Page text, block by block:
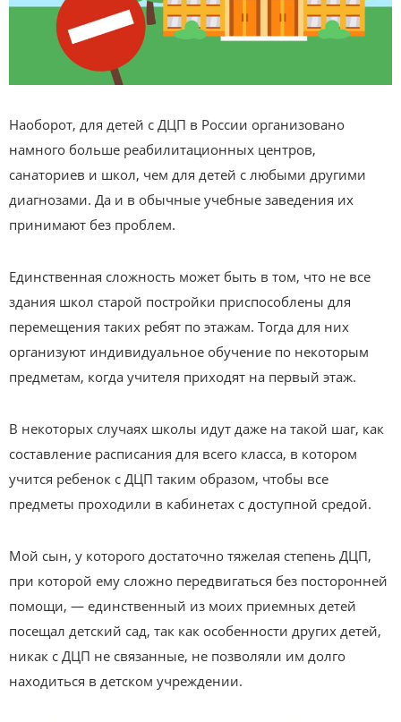
Наоборот, для детей с ДЦП в России организовано
намного больше реабилитационных центров,
санаториев и школ, чем для детей с любыми другими
диагнозами. Да и в обычные учебные заведения их
принимают без проблем.
Единственная сложность может быть в том, что не все
здания школ старой постройки приспособлены для
перемещения таких ребят по этажам. Тогда для них
организуют индивидуальное обучение по некоторым
предметам, когда учителя приходят на первый этаж.
В некоторых случаях школы идут даже на такой шаг, как
составление расписания для всего класса, в котором
учится ребенок с ДЦП таким образом, чтобы все
предметы проходили в кабинетах с доступной средой.
Мой сын, у которого достаточно тяжелая степень ДЦП,
при которой ему сложно передвигаться без посторонней
помощи, — единственный из моих приемных детей
посещал детский сад, так как особенности других детей,
никак с ДЦП не связанные, не позволяли им долго
находиться в детском учреждении.